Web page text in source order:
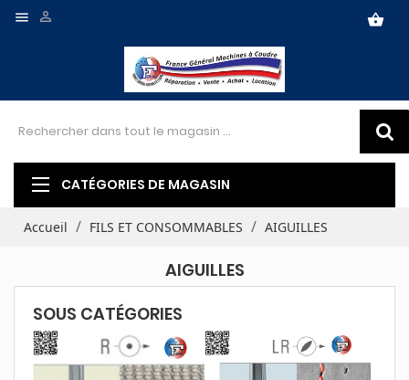
 shopping_basket

CATÉGORIES DE MAGASIN
Accueil FILS ET CONSOMMABLES AIGUILLES
AIGUILLES
SOUS CATÉGORIES